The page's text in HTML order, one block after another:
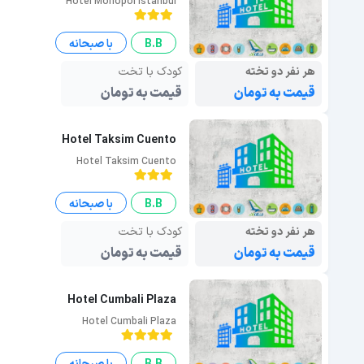
B.B
با صبحانه
هر نفر دو تخته
قیمت به تومان
کودک با تخت
قیمت به تومان
Hotel Taksim Cuento
Hotel Taksim Cuento
B.B
با صبحانه
هر نفر دو تخته
قیمت به تومان
کودک با تخت
قیمت به تومان
Hotel Cumbali Plaza
Hotel Cumbali Plaza